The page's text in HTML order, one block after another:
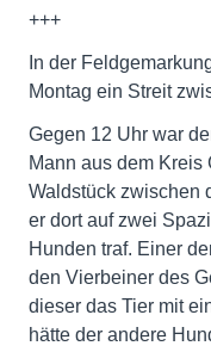
+++
In der
Montag ein Streit
Gegen 12 Uhr war
Mann aus dem
Waldstück zwischen
er dort auf zwei
Hunden traf. Einer
den Vierbeiner des
dieser das Tier mit
hätte der andere